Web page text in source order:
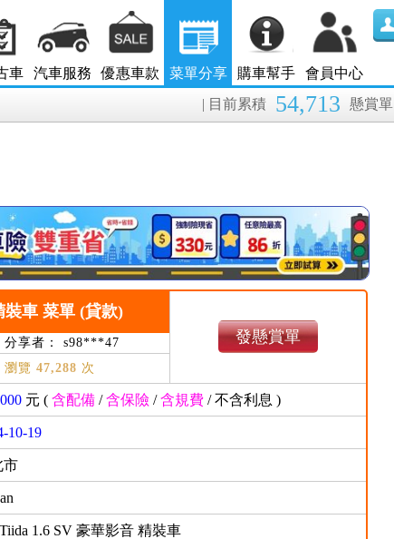
車 汽車服務 優惠車款 菜單分享 購車幫手 會員中心
| 目前累積 54,713 懸賞單
裝車 菜單 (貸款)
發懸賞單
分享者： s98***47
瀏覽 47,288 次
元 (含配備 /含保險 /含規費 /不含利息 )
10-19
市
1.6 SV 豪華影音 精裝車